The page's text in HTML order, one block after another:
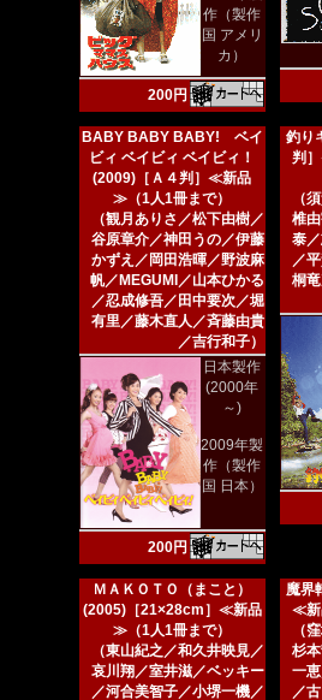
作（製作
国 アメリ
カ）
200円
BABY BABY BABY! ベイ
ビィ ベイビィ ベイビィ！
(2009)［Ａ４判］≪新品
≫（1人1冊まで）
（観月ありさ／松下由樹／
谷原章介／神田うの／伊藤
かずえ／岡田浩暉／野波麻
帆／MEGUMI／山本ひかる
／忍成修吾／田中要次／堀
有里／藤木直人／斉藤由貴
／吉行和子）
日本製作
(2000年
～)
2009年製
作（製作
国 日本）
200円
釣り
判
（
椎
泰
／
桐
ＭＡＫＯＴＯ（まこと）
(2005)［21×28cm］≪新品
≫（1人1冊まで）
（東山紀之／和久井映見／
哀川翔／室井滋／ベッキー
／河合美智子／小堺一機／
魔界
≪新
（
杉
一
／